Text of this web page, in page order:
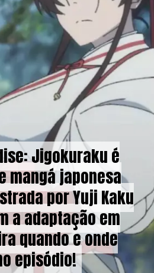
Jigokuraku é
mangá japonesa
por Yuji Kaku
a adaptação em
quando e onde
episódio!
Jigokuraku é
mangá japonesa
por Yuji Kaku
a adaptação em
quando e onde
episódio!